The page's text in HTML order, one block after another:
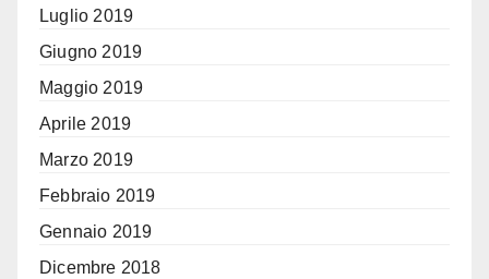
Luglio 2019
Giugno 2019
Maggio 2019
Aprile 2019
Marzo 2019
Febbraio 2019
Gennaio 2019
Dicembre 2018